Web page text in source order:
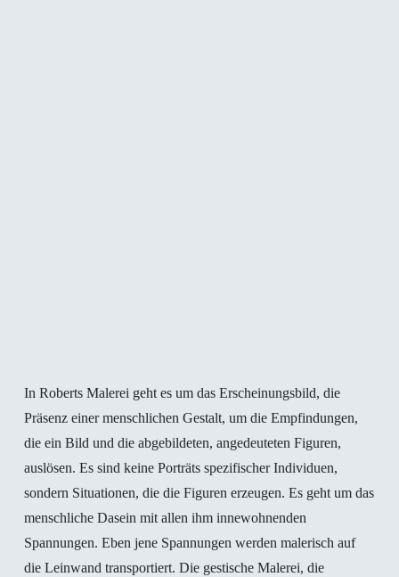
„Knallzart – Emmanuel Bornstein, Clemens Krauss,
Robert Muntean“, Galerie Crone, Berlin (G)
„Closer“ ,Unc Gallery, Seoul, Südkorea (S)
„Vlatka Horvat: By the Means at Hand“, Croatian
Pavilion at the 60th Venice Biennale, Venedig, Italien
(contributing artist)
In Roberts Malerei geht es um das Erscheinungsbild, die
Präsenz einer menschlichen Gestalt, um die Empfindungen,
die ein Bild und die abgebildeten, angedeuteten Figuren,
auslösen. Es sind keine Porträts spezifischer Individuen,
sondern Situationen, die die Figuren erzeugen. Es geht um das
menschliche Dasein mit allen ihm innewohnenden
Spannungen. Eben jene Spannungen werden malerisch auf
die Leinwand transportiert. Die gestische Malerei, die